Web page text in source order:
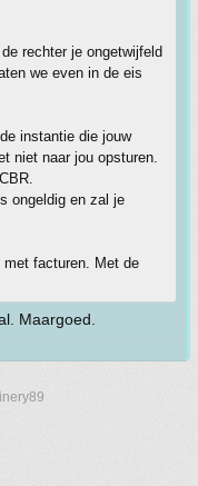
rechter je ongetwijfeld
we even in de eis
instantie die jouw
niet naar jou opsturen.
ongeldig en zal je
facturen. Met de
Maargoed.